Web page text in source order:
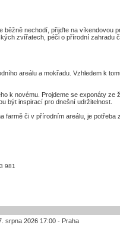
nechodí, přijďte na víkendovou
zvířatech, péči o přírodní zahradu
areálu a mokřadu. Vzhledem k
k novému. Projdeme se exponáty ze
být inspirací pro dnešní udržitelnost.
farmě či v přírodním areálu, je potřeba
981
srpna 2026 17:00 - Praha